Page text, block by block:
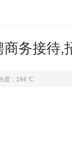
务接待,
度：194 ℃